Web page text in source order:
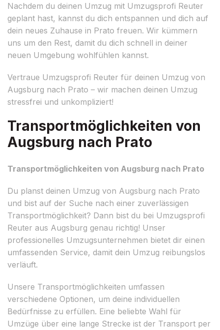
Nachdem du deinen Umzug mit Umzugsprofi Reuter
geplant hast, kannst du dich entspannen und dich auf
dein neues Zuhause in Prato freuen. Wir kümmern
uns um den Rest, damit du dich schnell in deiner
neuen Umgebung wohlfühlen kannst.
Vertraue Umzugsprofi Reuter für deinen Umzug von
Augsburg nach Prato – wir machen deinen Umzug
stressfrei und unkompliziert!
Transportmöglichkeiten von
Augsburg nach Prato
Transportmöglichkeiten von Augsburg nach Prato
Du planst deinen Umzug von Augsburg nach Prato
und bist auf der Suche nach einer zuverlässigen
Transportmöglichkeit? Dann bist du bei Umzugsprofi
Reuter aus Augsburg genau richtig! Unser
professionelles Umzugsunternehmen bietet dir einen
umfassenden Service, damit dein Umzug reibungslos
verläuft.
Unsere Transportmöglichkeiten umfassen
verschiedene Optionen, um deine individuellen
Bedürfnisse zu erfüllen. Eine beliebte Wahl für
Umzüge über eine lange Strecke ist der Transport per